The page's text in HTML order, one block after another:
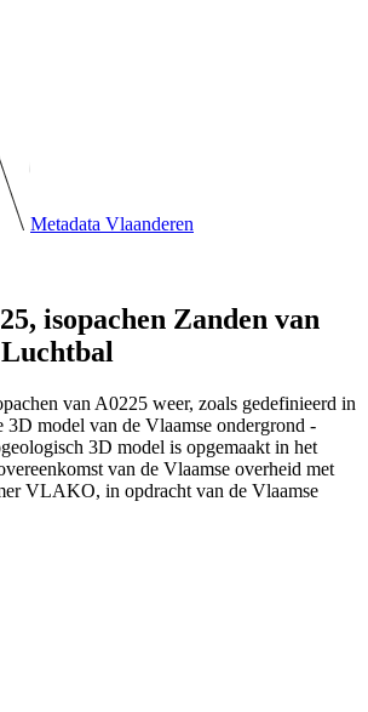
Metadata Vlaanderen
isopachen Zanden van
van A0225 weer, zoals gedefinieerd in
3D model van de Vlaamse ondergrond -
3D model is opgemaakt in het
van de Vlaamse overheid met
VLAKO, in opdracht van de Vlaamse